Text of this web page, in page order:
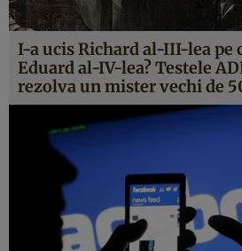
I-a ucis Richard al-III-lea pe
Eduard al-IV-lea? Testele
rezolva un mister vechi de